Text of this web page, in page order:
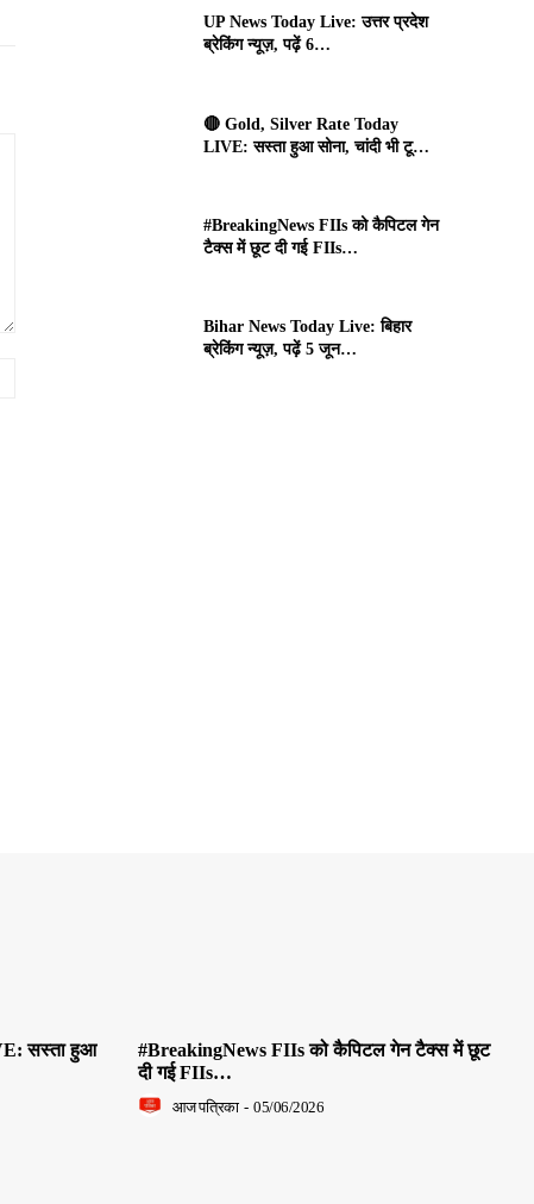
UP News Today Live: उत्तर प्रदेश
ब्रेकिंग न्यूज़, पढ़ें 6…
🔴 Gold, Silver Rate Today
LIVE: सस्ता हुआ सोना, चांदी भी टू…
#BreakingNews FIIs को कैपिटल गेन
टैक्स में छूट दी गई FIIs…
Bihar News Today Live: बिहार
ब्रेकिंग न्यूज़, पढ़ें 5 जून…
सस्ता हुआ
#BreakingNews FIIs को कैपिटल गेन टैक्स में छूट
दी गई FIIs…
आज पत्रिका - 05/06/2026